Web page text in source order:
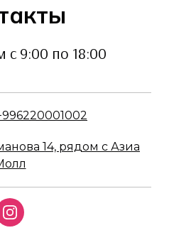
9:00 по 18:00
14, рядом с Азиа